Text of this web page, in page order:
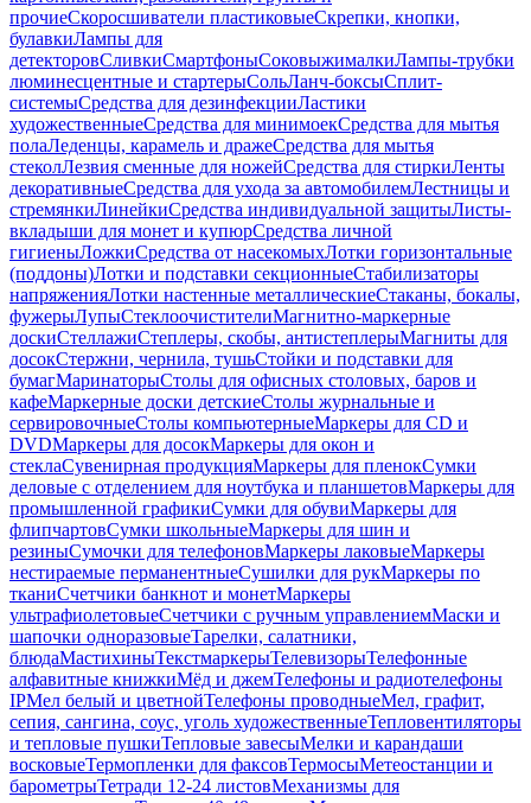
прочиеСкоросшиватели пластиковыеСкрепки, кнопки,
булавкиЛампы для
детекторовСливкиСмартфоныСоковыжималкиЛампы-трубки
люминесцентные и стартерыСольЛанч-боксыСплит-
системыСредства для дезинфекцииЛастики
художественныеСредства для минимоекСредства для мытья
полаЛеденцы, карамель и дражеСредства для мытья
стеколЛезвия сменные для ножейСредства для стиркиЛенты
декоративныеСредства для ухода за автомобилемЛестницы и
стремянкиЛинейкиСредства индивидуальной защитыЛисты-
вкладыши для монет и купюрСредства личной
гигиеныЛожкиСредства от насекомыхЛотки горизонтальные
(поддоны)Лотки и подставки секционныеСтабилизаторы
напряженияЛотки настенные металлическиеСтаканы, бокалы,
фужерыЛупыСтеклоочистителиМагнитно-маркерные
доскиСтеллажиСтеплеры, скобы, антистеплерыМагниты для
досокСтержни, чернила, тушьСтойки и подставки для
бумагМаринаторыСтолы для офисных столовых, баров и
кафеМаркерные доски детскиеСтолы журнальные и
сервировочныеСтолы компьютерныеМаркеры для CD и
DVDМаркеры для досокМаркеры для окон и
стеклаСувенирная продукцияМаркеры для пленокСумки
деловые с отделением для ноутбука и планшетовМаркеры для
промышленной графикиСумки для обувиМаркеры для
флипчартовСумки школьныеМаркеры для шин и
резиныСумочки для телефоновМаркеры лаковыеМаркеры
нестираемые перманентныеСушилки для рукМаркеры по
тканиСчетчики банкнот и монетМаркеры
ультрафиолетовыеСчетчики с ручным управлениемМаски и
шапочки одноразовыеТарелки, салатники,
блюдаМастихиныТекстмаркерыТелевизорыТелефонные
алфавитные книжкиМёд и джемТелефоны и радиотелефоны
IPМел белый и цветнойТелефоны проводныеМел, графит,
сепия, сангина, соус, уголь художественныеТепловентиляторы
и тепловые пушкиТепловые завесыМелки и карандаши
восковыеТермопленки для факсовТермосыМетеостанции и
барометрыТетради 12-24 листовМеханизмы для